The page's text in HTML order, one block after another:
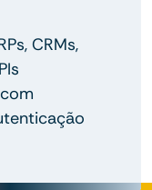
CRMs,